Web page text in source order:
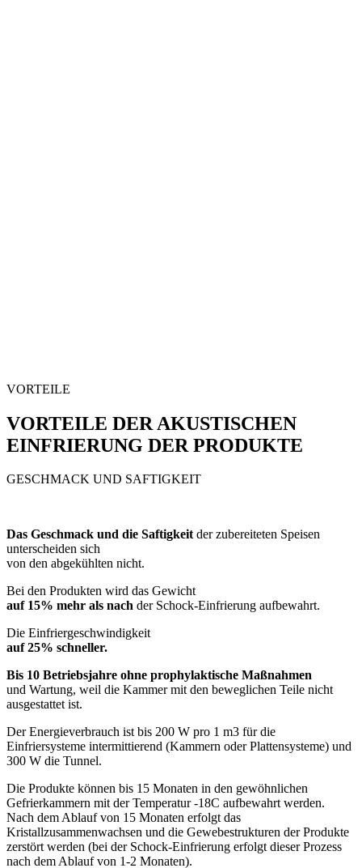
VORTEILE
VORTEILE DER AKUSTISCHEN
EINFRIERUNG DER PRODUKTE
GESCHMACK UND SAFTIGKEIT
Das Geschmack und die Saftigkeitder zubereiteten Speisen
unterscheiden sich
von den abgekühlten nicht.
Bei den Produkten wird das Gewicht
auf 15% mehr als nach der Schock-Einfrierung aufbewahrt.
Die Einfriergeschwindigkeit
auf 25% schneller.
Bis 10 Betriebsjahre ohne prophylaktische Maßnahmen
und Wartung, weil die Kammer mit den beweglichen Teile nicht
ausgestattet ist.
Der Energieverbrauch ist bis 200 W pro 1 m3 für die
Einfriersysteme intermittierend (Kammern oder Plattensysteme) und
300 W die Tunnel.
Die Produkte können bis 15 Monaten in den gewöhnlichen
Gefrierkammern mit der Temperatur -18С aufbewahrt werden.
Nach dem Ablauf von 15 Monaten erfolgt das
Kristallzusammenwachsen und die Gewebestrukturen der Produkte
zerstört werden (bei der Schock-Einfrierung erfolgt dieser Prozess
nach dem Ablauf von 1-2 Monaten).